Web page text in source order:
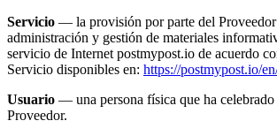
Servicio — la provisión por parte del
administración y gestión de materiales
servicio de Internet postmypost.io de acuerdo
Servicio disponibles en: https://postmypost.io/
Usuario — una persona física que ha
Proveedor.